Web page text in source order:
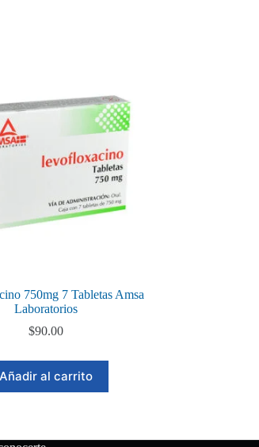
750mg 7 Tabletas Amsa
Laboratorios
$90.00
Añadir al carrito